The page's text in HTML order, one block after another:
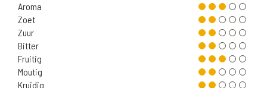
Aroma
Zoet
Zuur
Bitter
Fruitig
Moutig
Kruidig